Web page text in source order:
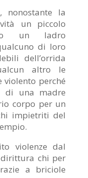
la
un piccolo
un ladro
di loro
dell’orrida
altro le
perché
di una madre
corpo per un
impietriti del
violenze dal
chi per
a briciole